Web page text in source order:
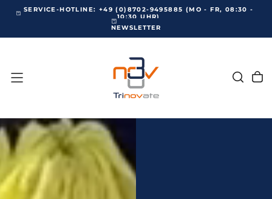
WILLKOMMEN BEI TRINOVATE
NEWSLETTER